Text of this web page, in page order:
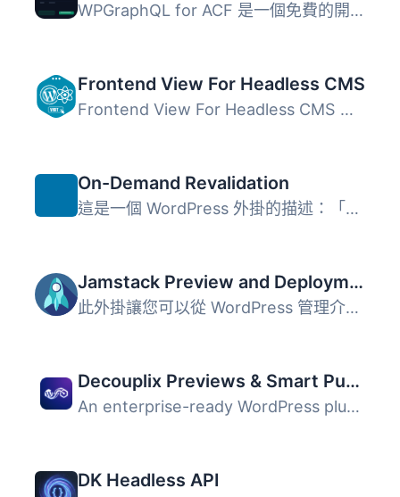
WPGraphQL for ACF 是一個免費的開源 WordPress 外掛，將 ACF...
Frontend View For Headless CMS
Frontend View For Headless CMS 是一款能夠無縫連接 WordPre...
On-Demand Revalidation
這是一個 WordPress 外掛的描述：「Next.js On-Demand Revali...
Jamstack Preview and Deployments
此外掛讓您可以從 WordPress 管理介面預覽 JAMstack 網站並從...
Decouplix Previews & Smart Purge
An enterprise-ready WordPress plugin that optimizes the c...
DK Headless API